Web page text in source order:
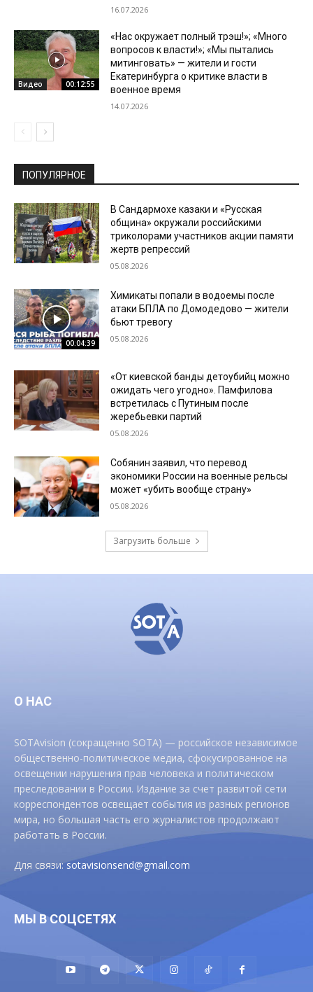
16.07.2026
Видео 00:12:55
«Нас окружает полный трэш!»; «Много
вопросов к власти!»; «Мы пытались
митинговать» — жители и гости
Екатеринбурга о критике власти в
военное время
14.07.2026
ПОПУЛЯРНОЕ
В Сандармохе казаки и «Русская
община» окружали российскими
триколорами участников акции памяти
жертв репрессий
05.08.2026
00:04:39
Химикаты попали в водоемы после
атаки БПЛА по Домодедово — жители
бьют тревогу
05.08.2026
«От киевской банды детоубийц можно
ожидать чего угодно». Памфилова
встретилась с Путиным после
жеребьевки партий
05.08.2026
Собянин заявил, что перевод
экономики России на военные рельсы
может «убить вообще страну»
05.08.2026
Загрузить больше
О НАС
SOTAvision (сокращенно SOTA) — российское независимое
общественно-политическое медиа, сфокусированное на
освещении нарушения прав человека и политическом
преследовании в России. Издание за счет развитой сети
корреспондентов освещает события из разных регионов
мира, но большая часть его журналистов продолжают
работать в России.
Для связи:sotavisionsend@gmail.com
МЫ В СОЦСЕТЯХ